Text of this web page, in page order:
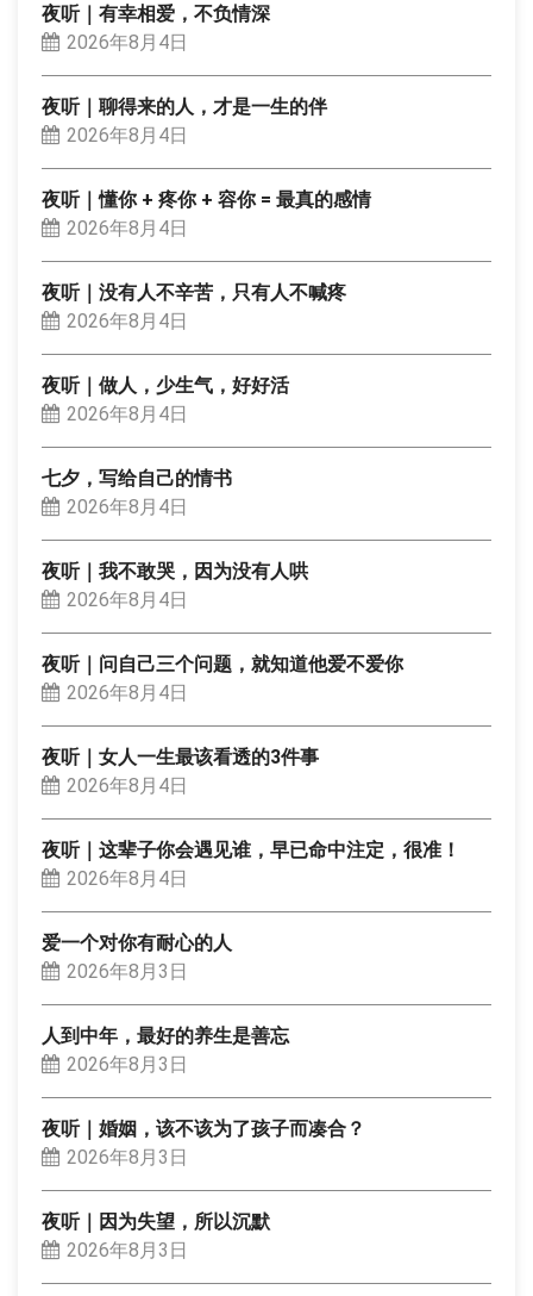
夜听｜有幸相爱，不负情深
2026年8月4日
夜听｜聊得来的人，才是一生的伴
2026年8月4日
夜听｜懂你 + 疼你 + 容你 = 最真的感情
2026年8月4日
夜听｜没有人不辛苦，只有人不喊疼
2026年8月4日
夜听｜做人，少生气，好好活
2026年8月4日
七夕，写给自己的情书
2026年8月4日
夜听｜我不敢哭，因为没有人哄
2026年8月4日
夜听｜问自己三个问题，就知道他爱不爱你
2026年8月4日
夜听｜女人一生最该看透的3件事
2026年8月4日
夜听｜这辈子你会遇见谁，早已命中注定，很准！
2026年8月4日
爱一个对你有耐心的人
2026年8月3日
人到中年，最好的养生是善忘
2026年8月3日
夜听｜婚姻，该不该为了孩子而凑合？
2026年8月3日
夜听｜因为失望，所以沉默
2026年8月3日